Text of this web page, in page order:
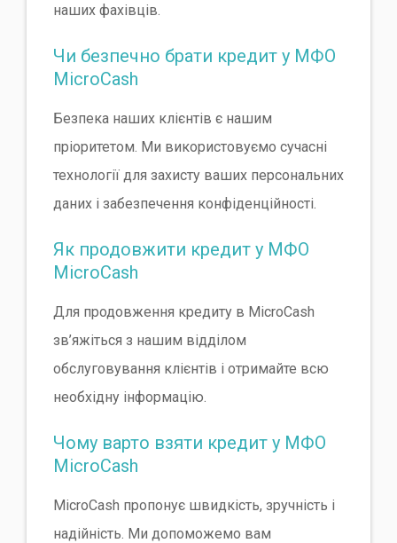
наших фахівців.
Чи безпечно брати кредит у МФО
MicroCash
Безпека наших клієнтів є нашим
пріоритетом. Ми використовуємо сучасні
технології для захисту ваших персональних
даних і забезпечення конфіденційності.
Як продовжити кредит у МФО
MicroCash
Для продовження кредиту в MicroCash
зв’яжіться з нашим відділом
обслуговування клієнтів і отримайте всю
необхідну інформацію.
Чому варто взяти кредит у МФО
MicroCash
MicroCash пропонує швидкість, зручність і
надійність. Ми допоможемо вам